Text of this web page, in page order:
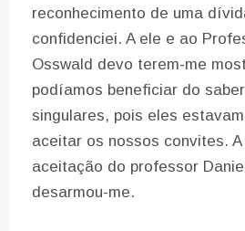
reconhecimento de uma
confidenciei. A ele e ao
Osswald devo terem-me
podíamos beneficiar do
singulares, pois eles
aceitar os nossos convites.
aceitação do professor
desarmou-me.